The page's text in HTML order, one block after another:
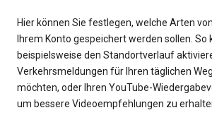
Hier können Sie festlegen, welche Arten
Ihrem Konto gespeichert werden sollen. So
beispielsweise den Standortverlauf
Verkehrsmeldungen für Ihren täglichen
möchten, oder Ihren YouTube-
um bessere Videoempfehlungen zu